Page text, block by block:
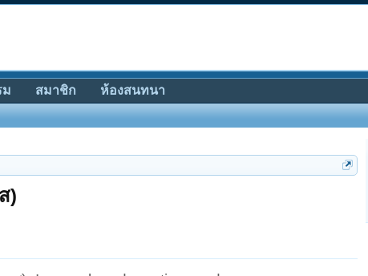
)
ม สมาชิก ห้องสนทนา